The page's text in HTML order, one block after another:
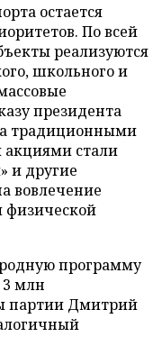
остается
По всей
реализуются
школьного и
президента
традиционными
стали
и другие
вовлечение
физической
программу
млн
партии Дмитрий